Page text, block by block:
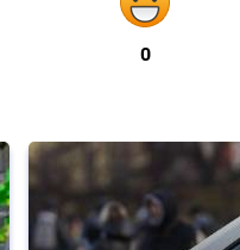
0